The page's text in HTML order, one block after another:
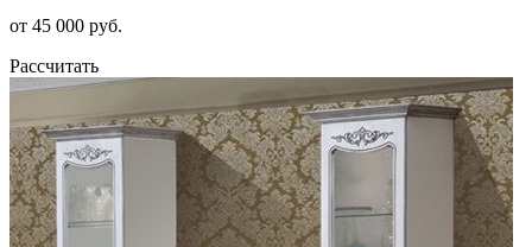
от 45 000 руб.
Рассчитать